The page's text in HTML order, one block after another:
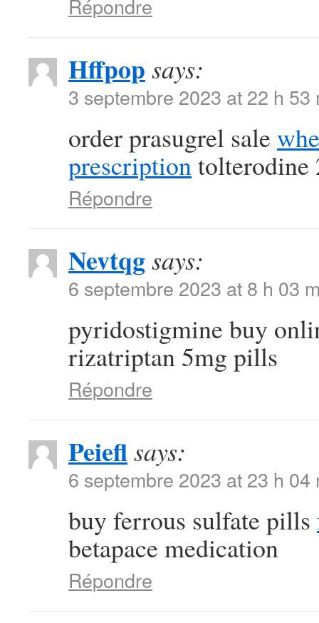
Répondre
Hffpop says:
3 septembre 2023 at 22 h 53
order prasugrel sale
prescriptiontolterodine
Répondre
Nevtqgsays:
6 septembre 2023 at 8 h 03
pyridostigmine buy
rizatriptan 5mg pills
Répondre
Peieflsays:
6 septembre 2023 at 23 h 04
buy ferrous sulfate pills
betapace medication
Répondre